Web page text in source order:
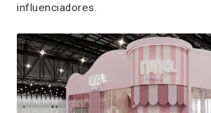
influenciadores.